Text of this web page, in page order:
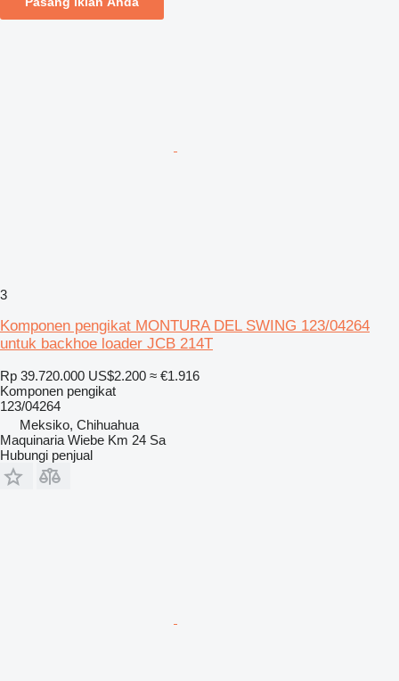
3
Komponen pengikat MONTURA DEL SWING 123/04264
untuk backhoe loader JCB 214T
Rp 39.720.000 US$2.200 ≈ €1.916
Komponen pengikat
123/04264
Meksiko, Chihuahua
Maquinaria Wiebe Km 24 Sa
Hubungi penjual